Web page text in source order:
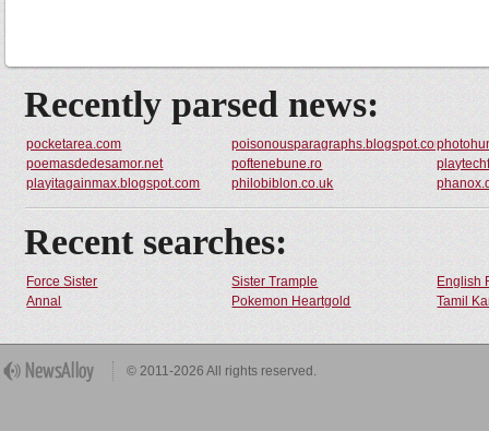
Recently parsed news:
pocketarea.com poisonousparagraphs.blogspot.com
poemasdedesamor.net
poftenebune.ro
playitagainmax.blogspot.com
philobiblon.co.uk
Recent searches:
Force Sister Sister Trample
English
Annal
Pokemon Heartgold Tamil
© 2011-2026 All rights reserved.